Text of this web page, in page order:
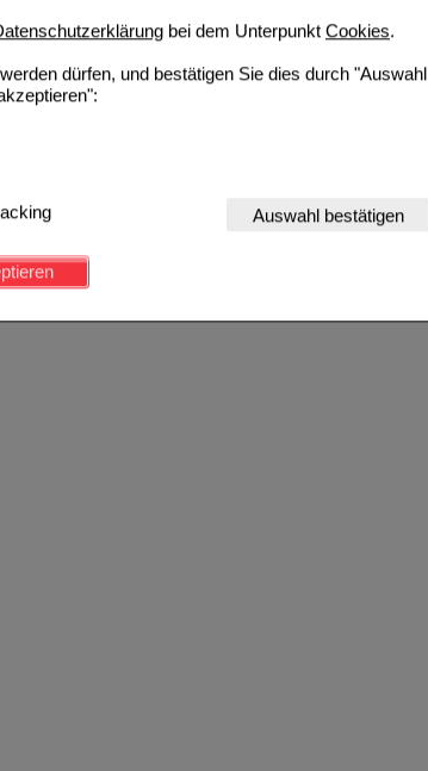
bei dem Unterpunkt Cookies.
dürfen, und bestätigen Sie dies durch "Auswahl
die für die Grundfunktionen unserer Website
auf diese nicht verzichtet werden kann.
noch ansprechender zu gestalten,
unsere Seite an bevorzugte Verhaltensweisen (z.B.
können, den Inhalt auf unserer Website aber
gestalten. Bitte beachten Sie, dass Daten hierfür
werden.
Auswahl bestätigen